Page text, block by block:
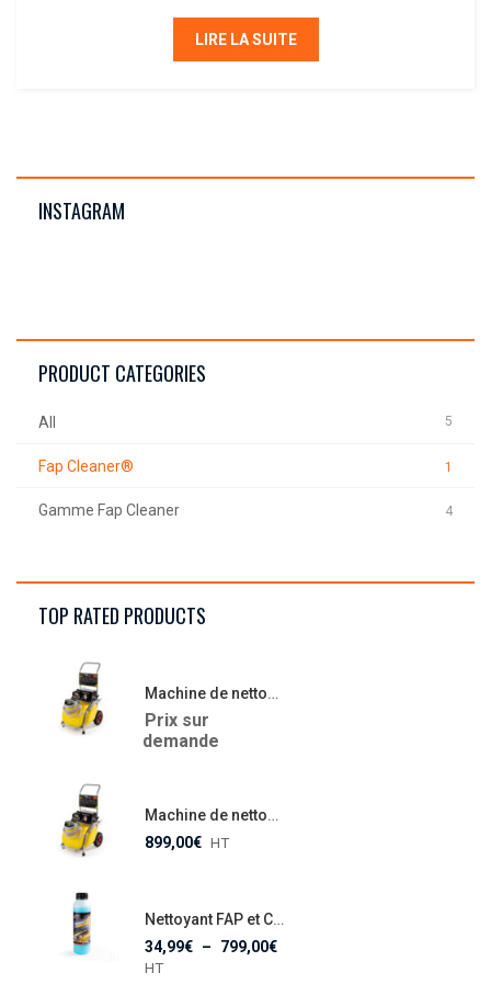
LIRE LA SUITE
INSTAGRAM
PRODUCT CATEGORIES
All 5
Fap Cleaner® 1
Gamme Fap Cleaner 4
TOP RATED PRODUCTS
Machine de nettoyage FAP CLEANER CCM 782E
Prix sur
demande
Machine de nettoyage FAP CLEANER CCM 782E
899,00€ HT
Nettoyant FAP et Catalyseur CC082
34,99€ – 799,00€
HT